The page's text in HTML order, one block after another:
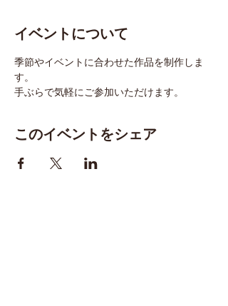
イベントについて
季節やイベントに合わせた作品を制作しま
す。
手ぶらで気軽にご参加いただけます。
このイベントをシェア